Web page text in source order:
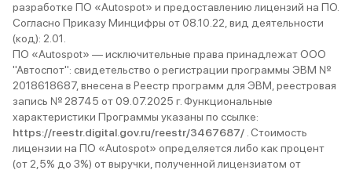
разработке ПО «Autospot» и предоставлению лицензий на ПО.
Согласно Приказу Минцифры от 08.10.22, вид деятельности
(код): 2.01.
ПО «Autospot» — исключительные права принадлежат ООО
"Автоспот": свидетельство о регистрации программы ЭВМ №
2018618687, внесена в Реестр программ для ЭВМ, реестровая
запись № 28745 от 09.07.2025 г. Функциональные
характеристики Программы указаны по ссылке:
https://reestr.digital.gov.ru/reestr/3467687/ . Стоимость
лицензии на ПО «Autospot» определяется либо как процент
(от 2,5% до 3%) от выручки, полученной лицензиатом от